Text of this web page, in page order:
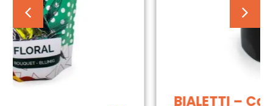
BIALETTI – Cafetera Brikka / 4